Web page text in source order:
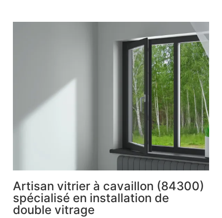
Artisan vitrier à cavaillon (84300)
spécialisé en installation de
double vitrage